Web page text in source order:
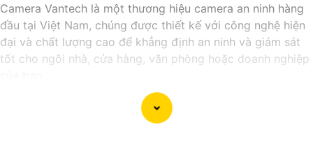
Camera Vantech là một thương hiệu camera an ninh hàng
đầu tại Việt Nam, chúng được thiết kế với công nghệ hiện
đại và chất lượng cao để khẳng định an ninh và giám sát
tốt cho ngôi nhà, cửa hàng, văn phòng hoặc doanh nghiệp
Vantech Việt Nam cung cấp các dòng sản phẩm camera
giám sát chất lượng cao như camera IP, camera HD-TVI,
camera AHD, camera wifi, camera thông minh, và nhiều